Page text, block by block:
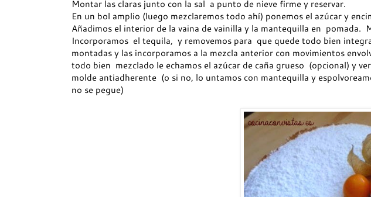
Montar las claras junto con la sal a punto de nieve firme y reservar.
En un bol amplio (luego mezclaremos todo ahí) ponemos el azúcar y
Añadimos el interior de la vaina de vainilla y la mantequilla en pomada.
Incorporamos el tequila, y removemos para que quede todo bien
montadas y las incorporamos a la mezcla anterior con movimientos
todo bien mezclado le echamos el azúcar de caña grueso (opcional) y
molde antiadherente (o si no, lo untamos con mantequilla y
no se pegue)